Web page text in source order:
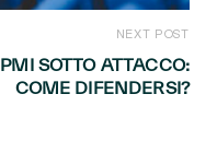
NEXT POST
PMI SOTTO ATTACCO:
COME DIFENDERSI?